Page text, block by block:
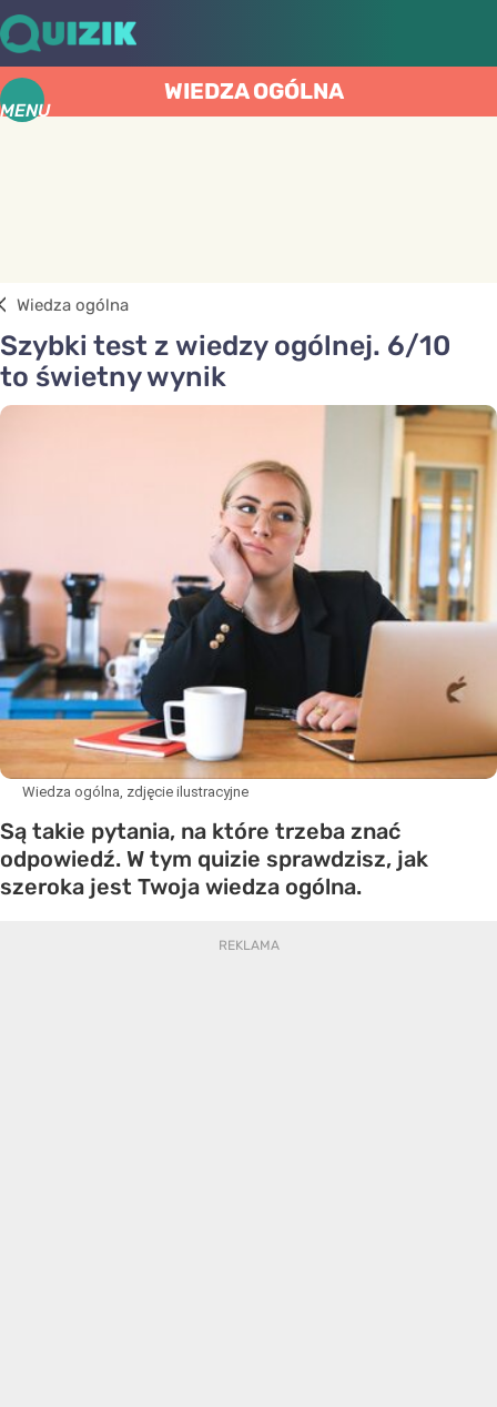
MENU
WIEDZA OGÓLNA
Wiedza ogólna
Szybki test z wiedzy ogólnej. 6/10
to świetny wynik
Wiedza ogólna, zdjęcie ilustracyjne
Są takie pytania, na które trzeba znać
odpowiedź. W tym quizie sprawdzisz, jak
szeroka jest Twoja wiedza ogólna.